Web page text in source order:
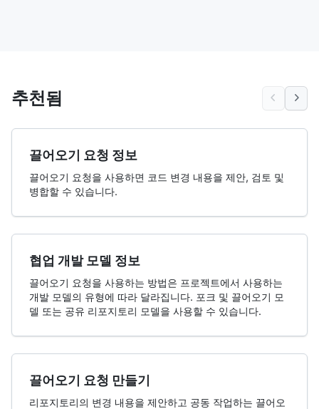
추천됨
끌어오기 요청 정보
끌어오기 요청을 사용하면 코드 변경 내용을 제안, 검토 및
병합할 수 있습니다.
협업 개발 모델 정보
끌어오기 요청을 사용하는 방법은 프로젝트에서 사용하는
개발 모델의 유형에 따라 달라집니다. 포크 및 끌어오기 모
델 또는 공유 리포지토리 모델을 사용할 수 있습니다.
끌어오기 요청 만들기
리포지토리의 변경 내용을 제안하고 공동 작업하는 끌어오